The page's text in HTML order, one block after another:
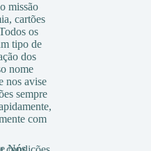
missão
cartões
os
tipo de
dos
nome
nos avise
sempre
com
Nós